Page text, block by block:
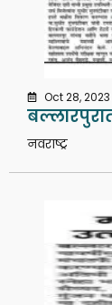
Oct 28, 2023
नवराष्ट्र